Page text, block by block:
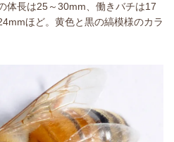
体長は25～30mm、働きバチは17
ほど。黄色と黒の縞模様のカラ